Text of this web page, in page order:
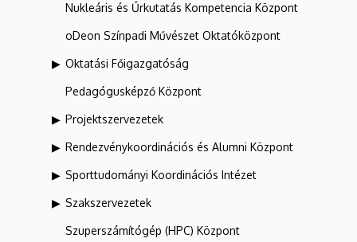
Nukleáris és Űrkutatás Kompetencia Központ
oDeon Színpadi Művészet Oktatóközpont
Oktatási Főigazgatóság
Pedagógusképző Központ
Projektszervezetek
Rendezvénykoordinációs és Alumni Központ
Sporttudományi Koordinációs Intézet
Szakszervezetek
Szuperszámítógép (HPC) Központ